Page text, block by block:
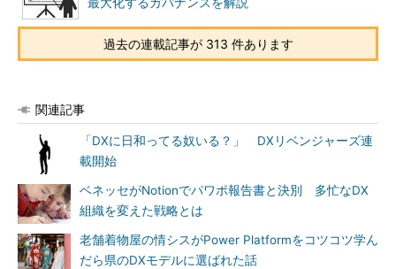
過去の連載記事が 313 件あります
関連記事
「DXに日和ってる奴いる？」 DXリベンジャーズ連
載開始
ベネッセがNotionでパワポ報告書と決別 多忙なDX
組織を変えた戦略とは
老舗着物屋の情シスがPower Platformをコツコツ学ん
だら県のDXモデルに選ばれた話